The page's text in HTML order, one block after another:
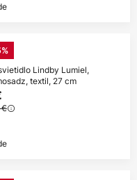
Lindby Lumiel,
textil, 27 cm
€